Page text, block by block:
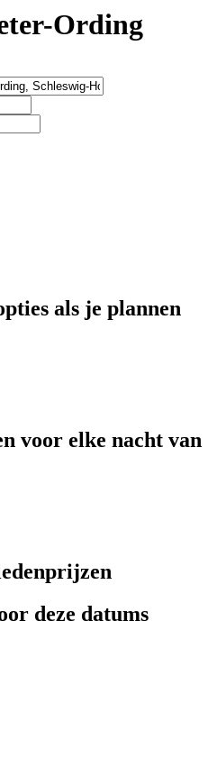
Ording
als je plannen
voor elke nacht van
deze datums